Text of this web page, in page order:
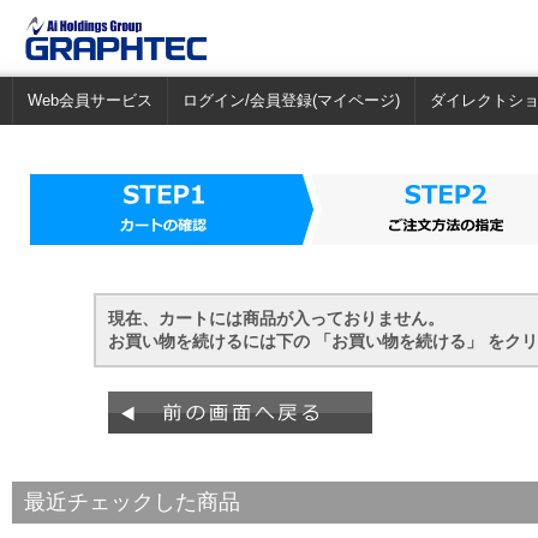
Web会員サービス ログイン/会員登録(マイページ) ダイレクトシ
現在、カートには商品が入っておりません。
お買い物を続けるには下の 「お買い物を続ける」 をク
最近チェックした商品